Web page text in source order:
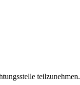
teilzunehmen.